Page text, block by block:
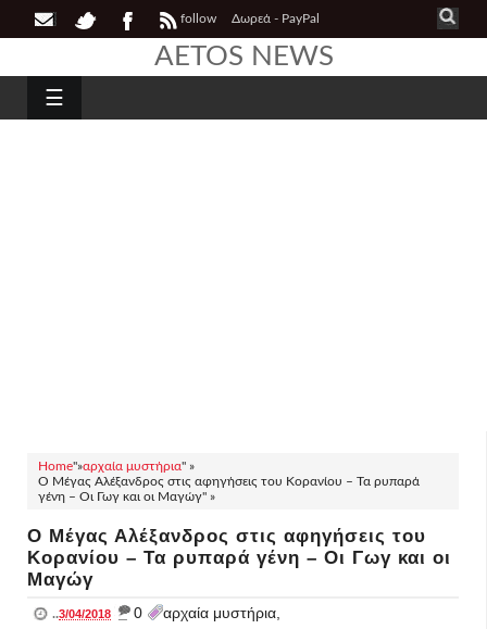
follow Δωρεά - PayPal
AETOS NEWS
☰
Home"»αρχαία μυστήρια" »
O Mέγας Αλέξανδρος στις αφηγήσεις του Κορανίου – Τα ρυπαρά
γένη – Οι Γωγ και οι Μαγώγ" »
O Mέγας Αλέξανδρος στις αφηγήσεις του
Κορανίου – Τα ρυπαρά γένη – Οι Γωγ και οι
Μαγώγ
..3/04/2018 _ 0 αρχαία μυστήρια,